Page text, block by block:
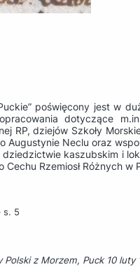
poświęcony jest w
dotyczące
RP, dziejów Szkoły
Neclu oraz
dziedzictwie kaszubskim i
Rzemiosł Różnych w
s. 5
Polski z Morzem, Puck 10 luty